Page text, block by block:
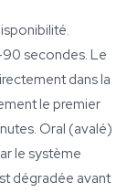
secondes. Le
dans la
le premier
Oral (avalé)
le système
dégradée avant